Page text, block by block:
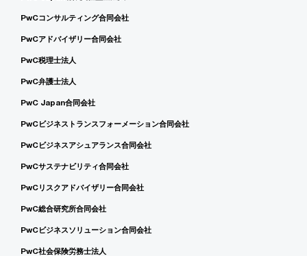
PwCコンサルティング合同会社
PwCアドバイザリー合同会社
PwC税理士法人
PwC弁護士法人
PwC Japan合同会社
PwCビジネストランスフォーメーション合同会社
PwCビジネスアシュアランス合同会社
PwCサステナビリティ合同会社
PwCリスクアドバイザリー合同会社
PwC総合研究所合同会社
PwCビジネスソリューション合同会社
PwC社会保険労務士法人